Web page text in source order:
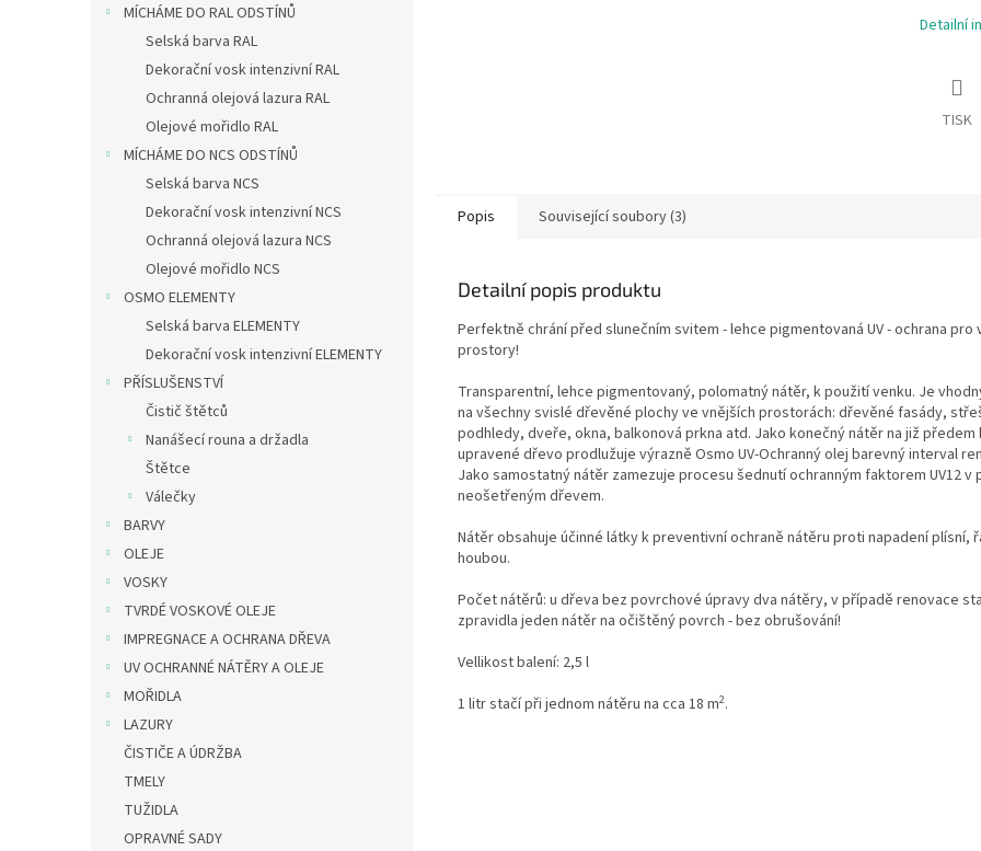
MÍCHÁME DO RAL ODSTÍNŮ
Selská barva RAL
Dekorační vosk intenzivní RAL
Ochranná olejová lazura RAL
Olejové mořidlo RAL
MÍCHÁME DO NCS ODSTÍNŮ
Selská barva NCS
Dekorační vosk intenzivní NCS
Ochranná olejová lazura NCS
Olejové mořidlo NCS
OSMO ELEMENTY
Selská barva ELEMENTY
Dekorační vosk intenzivní ELEMENTY
PŘÍSLUŠENSTVÍ
Čistič štětců
Nanášecí rouna a držadla
Štětce
Válečky
BARVY
OLEJE
VOSKY
TVRDÉ VOSKOVÉ OLEJE
IMPREGNACE A OCHRANA DŘEVA
UV OCHRANNÉ NÁTĚRY A OLEJE
MOŘIDLA
LAZURY
ČISTIČE A ÚDRŽBA
TMELY
TUŽIDLA
OPRAVNÉ SADY
Detailní
TISK
Popis Související soubory (3)
Detailní popis produktu
Perfektně chrání před slunečním svitem - lehce pigmentovaná UV - ochrana pro
prostory!
Transparentní, lehce pigmentovaný, polomatný nátěr, k použití venku. Je
na všechny svislé dřevěné plochy ve vnějších prostorách: dřevěné fasády,
podhledy, dveře, okna, balkonová prkna atd. Jako konečný nátěr na již předem
upravené dřevo prodlužuje výrazně Osmo UV-Ochranný olej barevný interval
Jako samostatný nátěr zamezuje procesu šednutí ochranným faktorem UV12 v
neošetřeným dřevem.
Nátěr obsahuje účinné látky k preventivní ochraně nátěru proti napadení plísní,
houbou.
Počet nátěrů: u dřeva bez povrchové úpravy dva nátěry, v případě renovace
zpravidla jeden nátěr na očištěný povrch - bez obrušování!
Vellikost balení: 2,5 l
1 litr stačí při jednom nátěru na cca 18 m2.